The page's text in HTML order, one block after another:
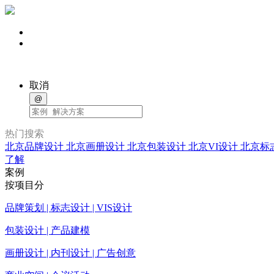
取消
@
热门搜索
北京品牌设计 北京画册设计 北京包装设计 北京VI设计 北京标
了解
案例
按项目分
品牌策划 | 标志设计 | VIS设计
包装设计 | 产品建模
画册设计 | 内刊设计 | 广告创意